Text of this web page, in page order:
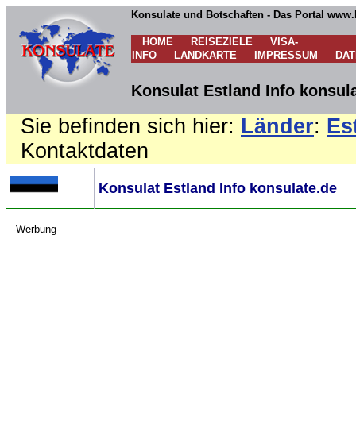
Konsulate und Botschaften - Das Portal
HOME REISEZIELE
VISA-
INFO
LANDKARTE IMPRESSUM
Konsulat Estland Info
Sie befinden sich hier: Länder:
Kontaktdaten
Konsulat Estland Info konsulate.de
-Werbung-